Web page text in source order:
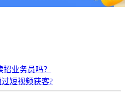
业务员吗？
短视频获客?